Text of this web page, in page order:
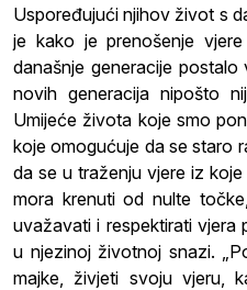
Uspoređujući njihov život s
je kako je prenošenje
današnje generacije
novih generacija nipošto
Umijeće života koje smo
koje omogućuje da se staro
da se u traženju vjere iz
mora krenuti od nulte
uvažavati i respektirati vjera
u njezinoj životnoj snazi.
majke, živjeti svoju vjeru,